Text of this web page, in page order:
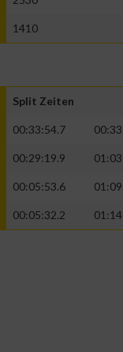
1410
Split Zeiten
00:33:54.7
00:29:19.9
00:05:53.6
00:05:32.2